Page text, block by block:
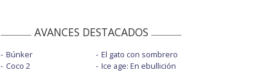
AVANCES DESTACADOS
Búnker
Coco 2
El gato con sombrero
Ice age: En ebullición